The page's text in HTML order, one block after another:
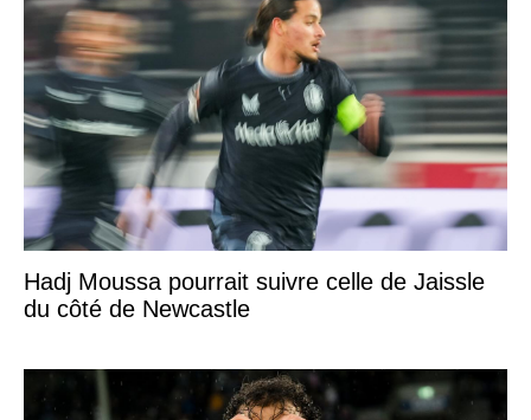
Hadj Moussa pourrait suivre celle de Jaissle
du côté de Newcastle